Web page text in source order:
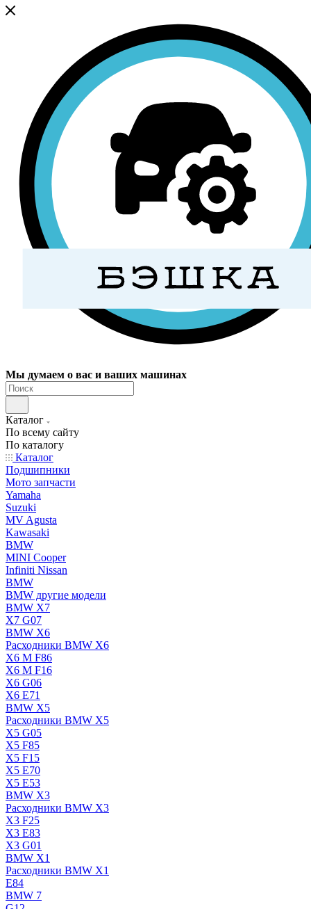
Мы думаем о вас и ваших машинах
Каталог
По всему сайту
По каталогу
Каталог
Подшипники
Мото запчасти
Yamaha
Suzuki
MV Agusta
Kawasaki
BMW
MINI Cooper
Infiniti Nissan
BMW
BMW другие модели
BMW X7
X7 G07
BMW X6
Расходники BMW X6
X6 M F86
X6 M F16
X6 G06
X6 E71
BMW X5
Расходники BMW X5
X5 G05
X5 F85
X5 F15
X5 E70
X5 E53
BMW X3
Расходники BMW X3
X3 F25
X3 E83
X3 G01
BMW X1
Расходники BMW X1
E84
BMW 7